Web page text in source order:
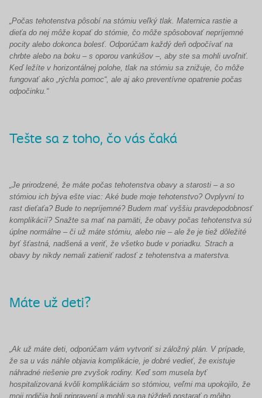
„Počas tehotenstva pôsobí na stómiu veľký tlak. Maternica rastie a
dieťa do nej môže kopať do stómie, čo môže spôsobovať nepríjemné
pocity alebo dokonca bolesť. Odporúčam každý deň odpočívať na
chrbte alebo na boku – s oporou vankúšov –, aby ste sa mohli uvoľniť.
Keď ležíte v horizontálnej polohe, tlak na stómiu sa znižuje, čo môže
fungovať ako „rýchla pomoc“, ale aj ako preventívne opatrenie počas
odpočinku.“
Tešte sa z toho, čo vás čaká
„Je prirodzené, že máte počas tehotenstva obavy a starosti – a so
stómiou ich býva ešte viac: Aké bude moje tehotenstvo? Ovplyvní to
rast dieťaťa? Bude to nepríjemné? Budem mať vyššiu pravdepodobnosť
komplikácií? Snažte sa mať na pamäti, že obavy počas tehotenstva sú
úplne normálne – či už máte stómiu, alebo nie – ale že je tiež dôležité
byť šťastná, nadšená a veriť, že všetko bude v poriadku. Strach a
obavy by nikdy nemali zatieniť radosť z tehotenstva a materstva.
Máte už deti?
„Ak už máte deti, odporúčam vám vytvoriť si záložný plán. V prípade,
že sa u vás náhle objavia komplikácie, je dobré vedieť, že existuje
náhradné riešenie pre zvyšok rodiny. Keď som musela byť
hospitalizovaná kvôli komplikáciám so stómiou, veľmi ma upokojilo, že
moji rodičia boli pripravení a mohli sa na týždeň postarať o môjho